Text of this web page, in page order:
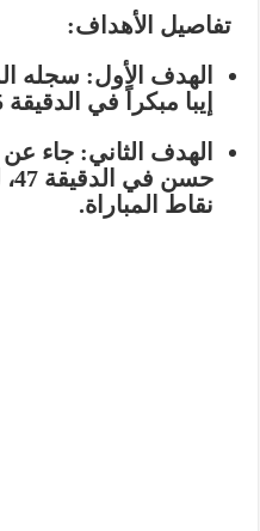
تفاصيل الأهداف:
الهدف الأول: سجله
إيبا مبكراً في الدقيقة 5 من عمر اللقاء.
الهدف الثاني: جاء
حسن
نقاط المباراة.